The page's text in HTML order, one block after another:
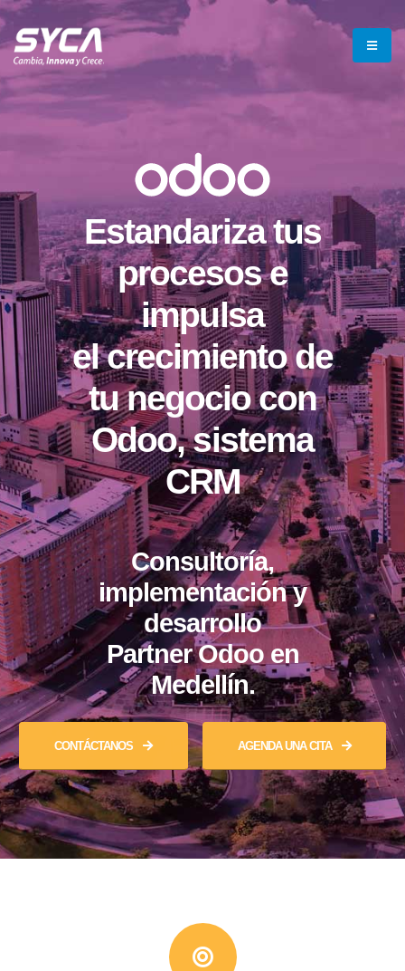
Estandariza tus
procesos e
impulsa
el crecimiento de
tu negocio con
Odoo, sistema
CRM
Consultoría,
implementación y
desarrollo
Partner Odoo en
Medellín.
CONTÁCTANOS AGENDA UNA CITA